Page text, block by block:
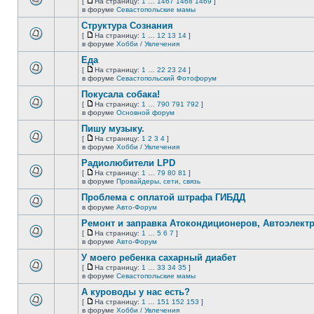
непрочитанных
сообщений.
этой
непрочитанных
сообщений.
На
страницу
в форуме Севастопольские мамы
этой
непрочитанных
сообщений.
Структура Сознания
[
На
страницу
На страницу: 1 12 13 14 ]
в форуме Хобби / Увлечения
этой
непрочитанных
сообщений.
Еда
[
На
страницу
На страницу: 1 22 23 24 ]
в форуме Севастопольский Фотофорум
этой
непрочитанных
сообщений.
Покусала собака!
[
На
страницу
На страницу: 1 790 791 792 ]
в форуме Основной форум
этой
непрочитанных
сообщений.
Пишу музыку.
[
На
страницу
На страницу: 1 2 3 4 ]
в форуме Хобби / Увлечения
этой
непрочитанных
сообщений.
Радиолюбители LPD
[
На
страницу
На страницу: 1 79 80 81 ]
в форуме Провайдеры, сети, связь
непрочитанных
сообщений.
Проблема с оплатой штрафа ГИБДД
в форуме Авто-Форум
этой
непрочитанных
Ремонт и заправка Атокондиционеров,
[
На
страницу
На страницу: 1 5 6 7 ]
в форуме Авто-Форум
этой
У моего ребенка сахарный диабет
[
На
страницу
На страницу: 1 33 34 35 ]
в форуме Севастопольские мамы
А куроводы у нас есть?
[
На
На страницу: 1 151 152 153 ]
в форуме Хобби / Увлечения